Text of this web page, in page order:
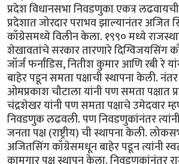
प्रदेश विधानसभा निवडणुका एकत्र
प्रदेशात जोरदार पराभव झाल्यानंतर अजित
काँग्रेसमध्ये विलीन केला. १९९० मध्ये
शेखावतांचे सरकार तारणारे दिग्विजयसिंग
जॉर्ज फर्नांडिस, नितीश कुमार आणि रबी रे
बाहेर पडून समता पक्षाची स्थापना केली.
ओमप्रकाश चौटाला यांनी पण समता पक्षात
चंद्रशेखर यांनी पण समता पक्षाचे उमेदवार
निवडणुक लढवली. पण निवडणुकांनंतर
जनता पक्ष (राष्ट्रीय) ची स्थापना केली.
अजितसिंग काँग्रेसमधून बाहेर पडून त्यांनी